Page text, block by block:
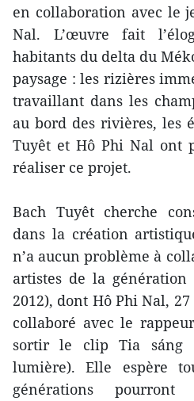
en collaboration avec le
Nal. L’œuvre fait
habitants du delta du
paysage : les rizières
travaillant dans les
au bord des rivières, les
Tuyêt et Hô Phi Nal ont
réaliser ce projet.
Bach Tuyêt cherche
dans la création
n’a aucun problème à
artistes de la
2012), dont Hô Phi Nal, 27
collaboré avec le
sortir le clip Tia sáng
lumière). Elle espère
générations